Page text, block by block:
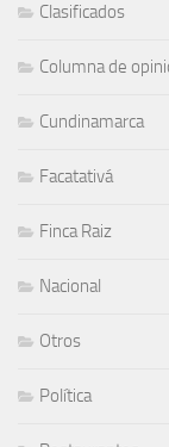
Clasificados
Columna de
Cundinamarca
Facatativá
Finca Raiz
Nacional
Otros
Política